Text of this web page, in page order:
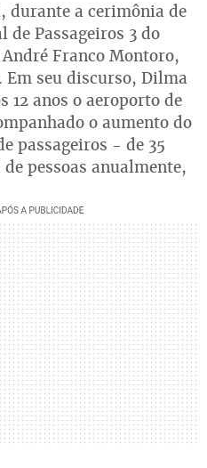
a cerimônia de
Passageiros 3 do
Franco Montoro,
Em seu discurso, Dilma
12 anos o aeroporto de
o aumento do
passageiros - de 35
pessoas anualmente,